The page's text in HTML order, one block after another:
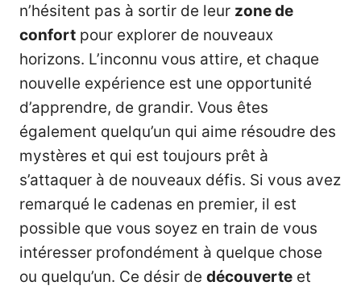
n’hésitent pas à sortir de leur zone de
confort pour explorer de nouveaux
horizons. L’inconnu vous attire, et chaque
nouvelle expérience est une opportunité
d’apprendre, de grandir. Vous êtes
également quelqu’un qui aime résoudre des
mystères et qui est toujours prêt à
s’attaquer à de nouveaux défis. Si vous avez
remarqué le cadenas en premier, il est
possible que vous soyez en train de vous
intéresser profondément à quelque chose
ou quelqu’un. Ce désir de découverte et